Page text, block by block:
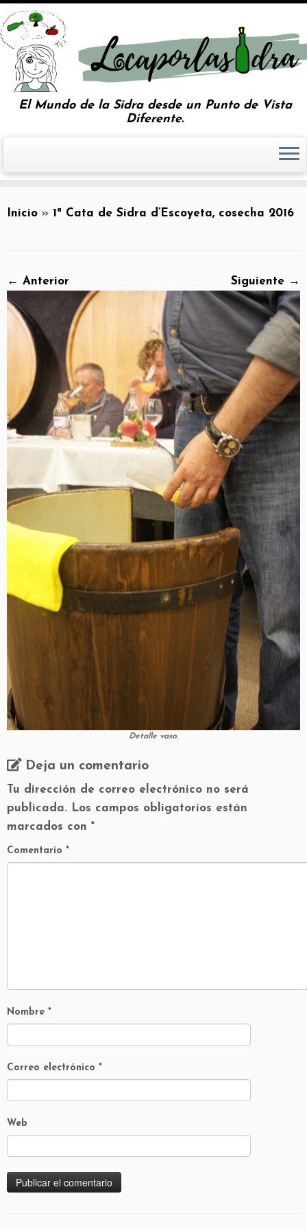
El Mundo de la Sidra desde un Punto de Vista
Diferente.
Inicio » 1ª Cata de Sidra d’Escoyeta, cosecha 2016
← Anterior Siguiente →
Detalle vaso.
Deja un comentario
Tu dirección de correo electrónico no será
publicada. Los campos obligatorios están
marcados con *
Comentario *
Nombre *
Correo electrónico *
Web